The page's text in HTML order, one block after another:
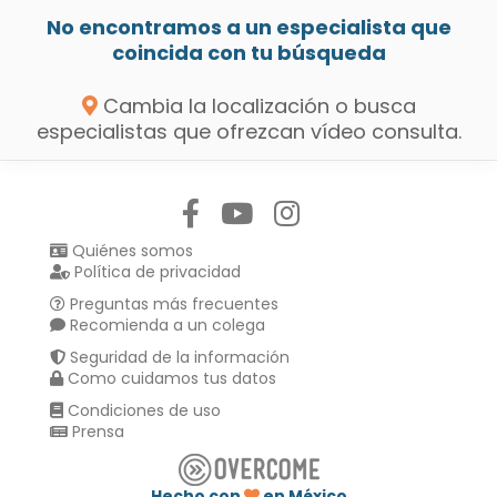
No encontramos a un especialista que
coincida con tu búsqueda
Cambia la localización o busca
especialistas que ofrezcan vídeo consulta.
Quiénes somos
Política de privacidad
Preguntas más frecuentes
Recomienda a un colega
Seguridad de la información
Como cuidamos tus datos
Condiciones de uso
Prensa